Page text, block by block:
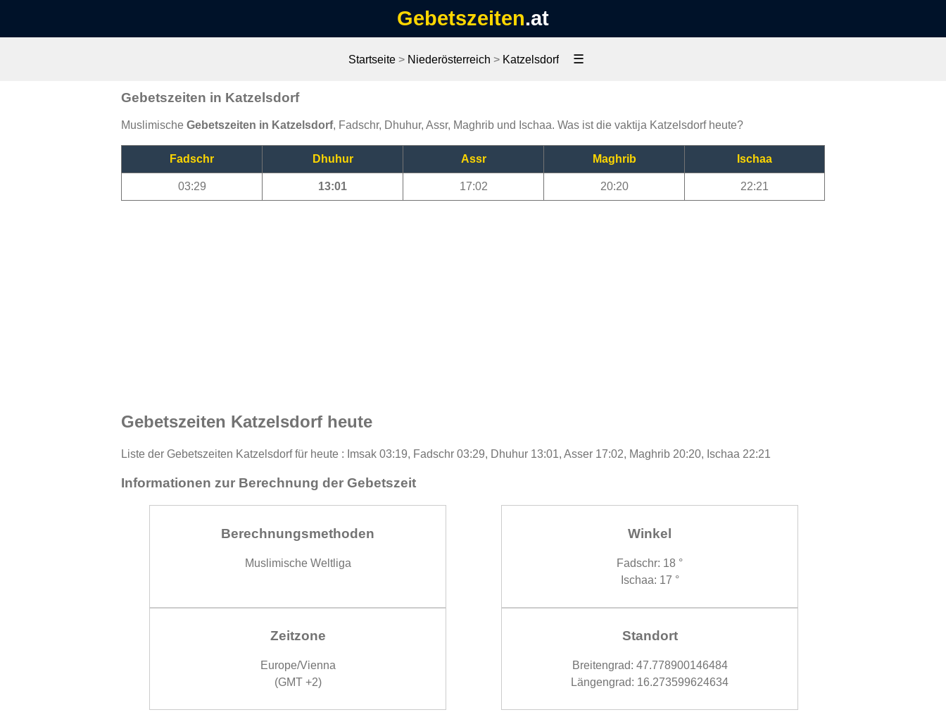
Gebetszeiten.at
Startseite> Niederösterreich > Katzelsdorf ☰
Gebetszeiten in Katzelsdorf
Muslimische Gebetszeiten in Katzelsdorf, Fadschr, Dhuhur, Assr, Maghrib und Ischaa. Was ist die vaktija Katzelsdorf heute?
Fadschr Dhuhur Assr Maghrib Ischaa
03:29 13:01 17:02 20:20 22:21
Gebetszeiten Katzelsdorf heute
Liste der Gebetszeiten Katzelsdorf für heute : Imsak 03:19, Fadschr 03:29, Dhuhur 13:01, Asser 17:02, Maghrib 20:20, Ischaa 22:21
Informationen zur Berechnung der Gebetszeit
Berechnungsmethoden
Muslimische Weltliga
Winkel
Fadschr: 18 °
Ischaa: 17 °
Zeitzone
Europe/Vienna
(GMT +2)
Standort
Breitengrad: 47.778900146484
Längengrad: 16.273599624634